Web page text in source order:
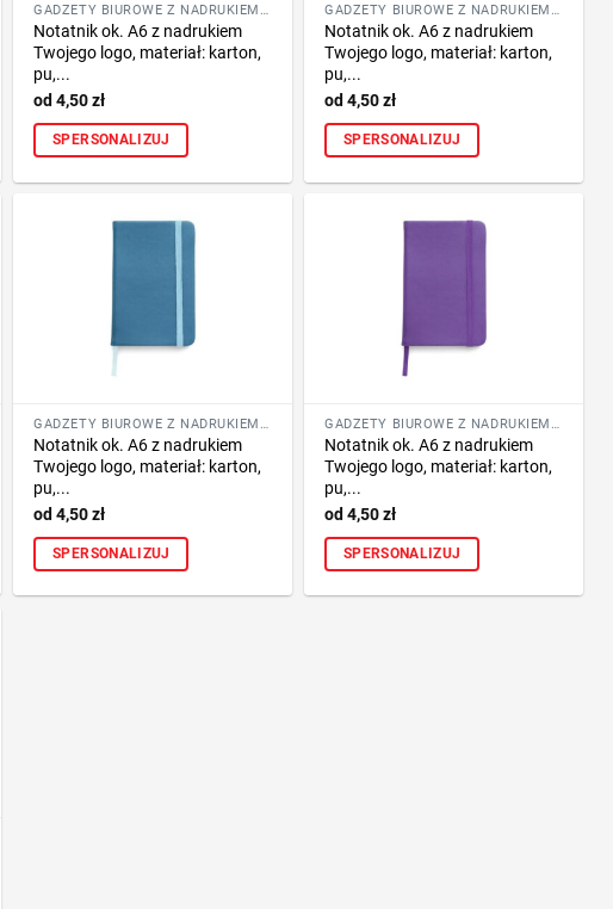
GADŻETY BIUROWE Z NADRUKIEM LOGO FIRMY
Notatnik ok. A6 z nadrukiem
Twojego logo, materiał: karton,
pu,...
4,50zł
SPERSONALIZUJ
GADŻETY BIUROWE Z NADRUKIEM LOGO FIRMY
Notatnik ok. A6 z nadrukiem
Twojego logo, materiał: karton,
pu,...
4,50zł
SPERSONALIZUJ
GADŻETY BIUROWE Z NADRUKIEM LOGO FIRMY
Notatnik ok. A6 z nadrukiem
Twojego logo, materiał: karton,
pu,...
4,50zł
SPERSONALIZUJ
GADŻETY BIUROWE Z NADRUKIEM LOGO FIRMY
Notatnik ok. A6 z nadrukiem
Twojego logo, materiał: karton,
pu,...
4,50zł
SPERSONALIZUJ